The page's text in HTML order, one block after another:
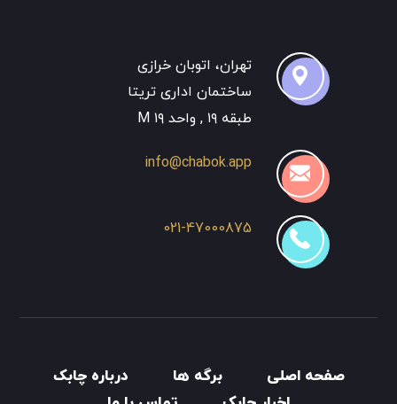
تهران، اتوبان خرازی
ساختمان اداری تریتا
طبقه ۱۹ , واحد ۱۹ M
info@chabok.app
021-47000875
صفحه اصلی برگه ها
درباره چابک